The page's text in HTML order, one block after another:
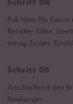
Schritt 04
Prik Nam Pla
Behälter füllen.
wenig Zucker,
Schritt 05
Anschließend den
Reishunger.